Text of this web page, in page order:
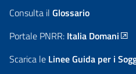
Consulta il Glossario
Portale PNRR: Italia Domani
Scarica le Linee Guida per i